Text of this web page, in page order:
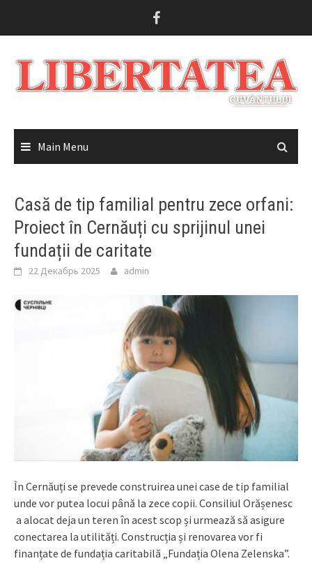
Main Menu
Casă de tip familial pentru zece orfani:
Proiect în Cernăuți cu sprijinul unei
fundații de caritate
22 Декабрь 2025 admin
În Cernăuți se prevede construirea unei case de tip familial
unde vor putea locui până la zece copii. Consiliul Orășenesc
a alocat deja un teren în acest scop și urmează să asigure
conectarea la utilități. Construcția și renovarea vor fi
finanțate de fundația caritabilă „Fundația Olena Zelenska”.